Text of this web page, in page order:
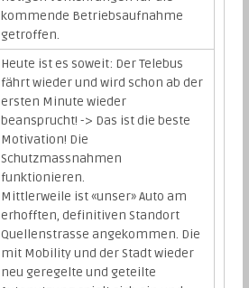
kommende Betriebsaufnahme
getroffen.
Heute ist es soweit: Der Telebus
fährt wieder und wird schon ab der
ersten Minute wieder
beansprucht! -> Das ist die beste
Motivation! Die
Schutzmassnahmen
funktionieren.
Mittlerweile ist «unser» Auto am
erhofften, definitiven Standort
Quellenstrasse angekommen. Die
mit Mobility und der Stadt wieder
neu geregelte und geteilte